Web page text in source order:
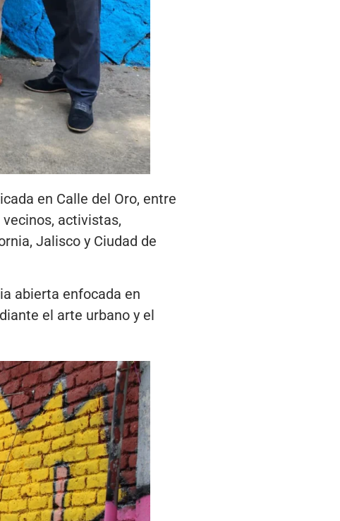
en Calle del Oro, entre
activistas,
Jalisco y Ciudad de
abierta enfocada en
el arte urbano y el